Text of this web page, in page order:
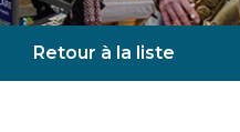
Retour à la liste